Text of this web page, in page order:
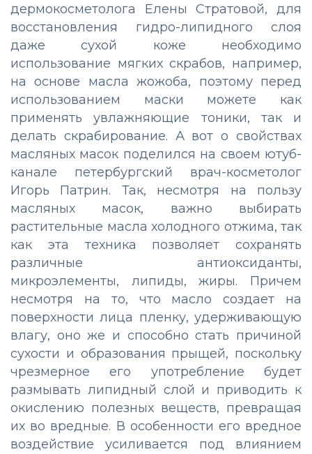
дермокосметолога Елены Стратовой, для
восстановления гидро-липидного слоя
даже сухой коже необходимо
использование мягких скрабов, например,
на основе масла жожоба, поэтому перед
использованием маски можете как
применять увлажняющие тоники, так и
делать скрабирование. А вот о свойствах
масляных масок поделился на своем ютуб-
канале петербургский врач-косметолог
Игорь Патрин. Так, несмотря на пользу
масляных масок, важно выбирать
растительные масла холодного отжима, так
как эта техника позволяет сохранять
различные антиоксиданты,
микроэлементы, липиды, жиры. Причем
несмотря на то, что масло создает на
поверхности лица пленку, удерживающую
влагу, оно же и способно стать причиной
сухости и образования прыщей, поскольку
чрезмерное его употребление будет
размывать липидный слой и приводить к
окислению полезных веществ, превращая
их во вредные. В особенности его вредное
воздействие усиливается под влиянием